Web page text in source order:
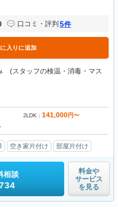
口コミ・評判 5件
入りに追加
(スタッフの検温・消毒・マス
2LDK 141,000円〜
空き家片付け 部屋片付け
相談
料金や
サービス
を見る